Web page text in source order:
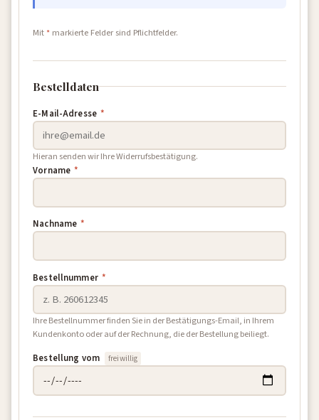
Mit* markierte Felder sind Pflichtfelder.
Bestelldaten
E-Mail-Adresse *
Hieran senden wir Ihre Widerrufsbestätigung.
Vorname *
Nachname *
Bestellnummer *
Ihre Bestellnummer finden Sie in der Bestätigungs-Email, in Ihrem
Kundenkonto oder auf der Rechnung, die der Bestellung beiliegt.
Bestellung vom
freiwillig